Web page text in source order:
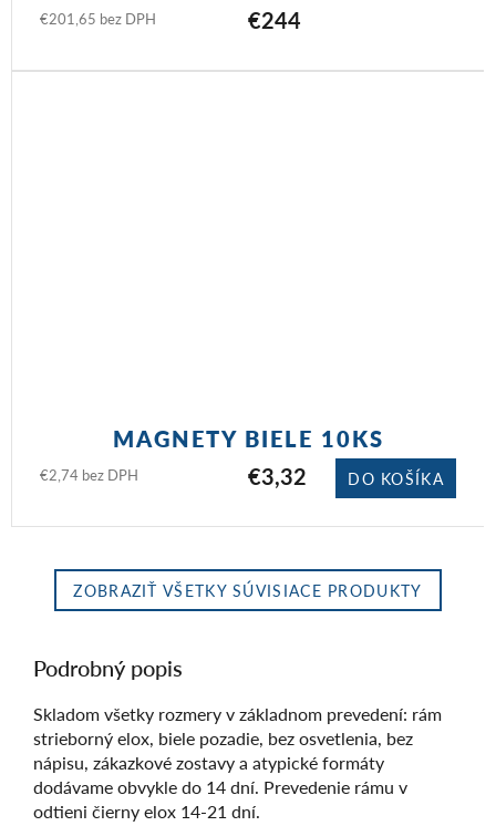
€201,65 bez DPH €244
MAGNETY BIELE 10KS
€2,74 bez DPH €3,32 DO KOŠÍKA
ZOBRAZIŤ VŠETKY SÚVISIACE PRODUKTY
Podrobný popis
Skladom všetky rozmery v základnom prevedení: rám
strieborný elox, biele pozadie, bez osvetlenia, bez
nápisu, zákazkové zostavy a atypické formáty
dodávame obvykle do 14 dní. Prevedenie rámu v
odtieni čierny elox 14-21 dní.